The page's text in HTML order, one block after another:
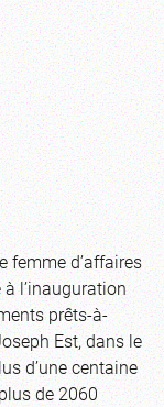
femme d’affaires
à l’inauguration
prêts-à-
Est, dans le
d’une centaine
de 2060